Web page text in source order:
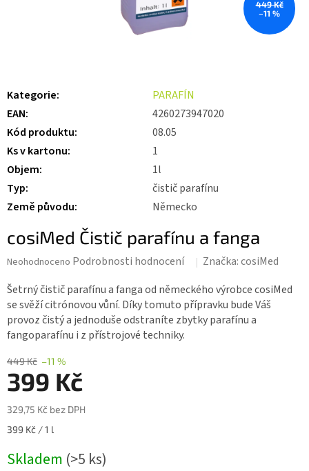
449 Kč
–11 %
Kategorie:
PARAFÍN
EAN:
4260273947020
Kód produktu:
08.05
Ks v kartonu:
1
Objem:
1l
Typ:
čistič parafínu
Země původu: Německo
cosiMed Čistič parafínu a fanga
Průměrné
produktu
0,0
z 5
hvězdiček.
Neohodnoceno Podrobnosti hodnocení Značka:cosiMed
Šetrný čistič parafínu a fanga od německého výrobce cosiMed
se svěží citrónovou vůní. Díky tomuto přípravku bude Váš
provoz čistý a jednoduše odstraníte zbytky parafínu a
fangoparafínu i z přístrojové techniky.
449 Kč –11 %
399 Kč
329,75 Kč bez DPH
Měrná
399 Kč / 1 l
Skladem (>5 ks)